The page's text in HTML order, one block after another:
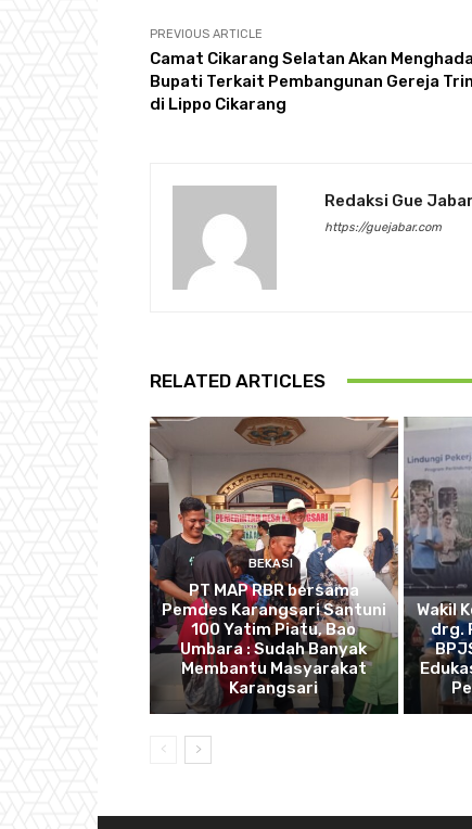
PREVIOUS ARTICLE
Camat Cikarang Selatan Akan
Bupati Terkait Pembangunan Gereja
di Lippo Cikarang
Redaksi Gue Jabar
https://guejabar.com
RELATED ARTICLES
BEKASI
PT MAP RBR bersama
Pemdes Karangsari Santuni
100 Yatim Piatu, Bao
Umbara : Sudah Banyak
Membantu Masyarakat
Karangsari
Wakil
drg.